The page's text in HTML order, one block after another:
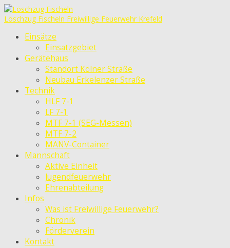
Löschzug Fischeln Freiwillige Feuerwehr Krefeld
Einsätze
Einsatzgebiet
Gerätehaus
Standort Kölner Straße
Neubau Erkelenzer Straße
Technik
HLF 7-1
LF 7-1
MTF 7-1 (SEG-Messen)
MTF 7-2
MANV-Container
Mannschaft
Aktive Einheit
Jugendfeuerwehr
Ehrenabteilung
Infos
Was ist Freiwillige Feuerwehr?
Chronik
Förderverein
Kontakt